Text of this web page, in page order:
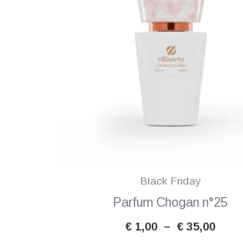
Black Friday
Parfum Chogan n°25
€ 1,00 – € 35,00